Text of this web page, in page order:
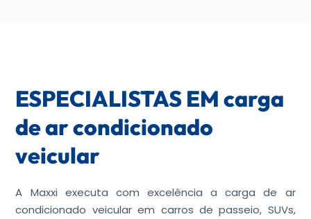
ESPECIALISTAS EM carga
de ar condicionado
veicular
A Maxxi executa com excelência a carga de ar
condicionado veicular em carros de passeio, SUVs,